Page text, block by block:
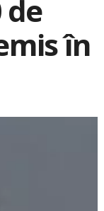
de
în